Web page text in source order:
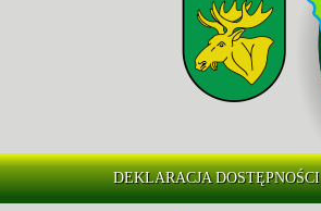
DEKLARACJA DOSTĘPNOŚCI